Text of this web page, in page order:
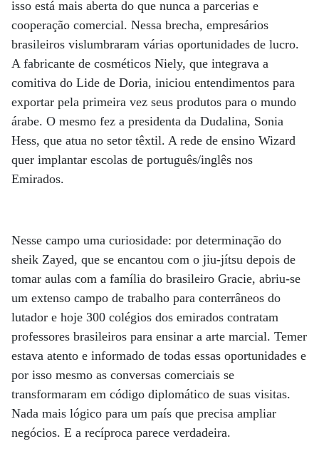
isso está mais aberta do que nunca a parcerias e
cooperação comercial. Nessa brecha, empresários
brasileiros vislumbraram várias oportunidades de lucro.
A fabricante de cosméticos Niely, que integrava a
comitiva do Lide de Doria, iniciou entendimentos para
exportar pela primeira vez seus produtos para o mundo
árabe. O mesmo fez a presidenta da Dudalina, Sonia
Hess, que atua no setor têxtil. A rede de ensino Wizard
quer implantar escolas de português/inglês nos
Emirados.
Nesse campo uma curiosidade: por determinação do
sheik Zayed, que se encantou com o jiu-jítsu depois de
tomar aulas com a família do brasileiro Gracie, abriu-se
um extenso campo de trabalho para conterrâneos do
lutador e hoje 300 colégios dos emirados contratam
professores brasileiros para ensinar a arte marcial. Temer
estava atento e informado de todas essas oportunidades e
por isso mesmo as conversas comerciais se
transformaram em código diplomático de suas visitas.
Nada mais lógico para um país que precisa ampliar
negócios. E a recíproca parece verdadeira.